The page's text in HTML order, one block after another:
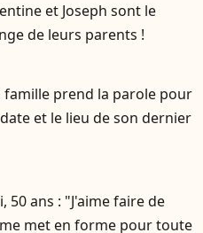
et Joseph sont le
de leurs parents !
famille prend la parole pour
et le lieu de son dernier
50 ans : "J'aime faire de
met en forme pour toute